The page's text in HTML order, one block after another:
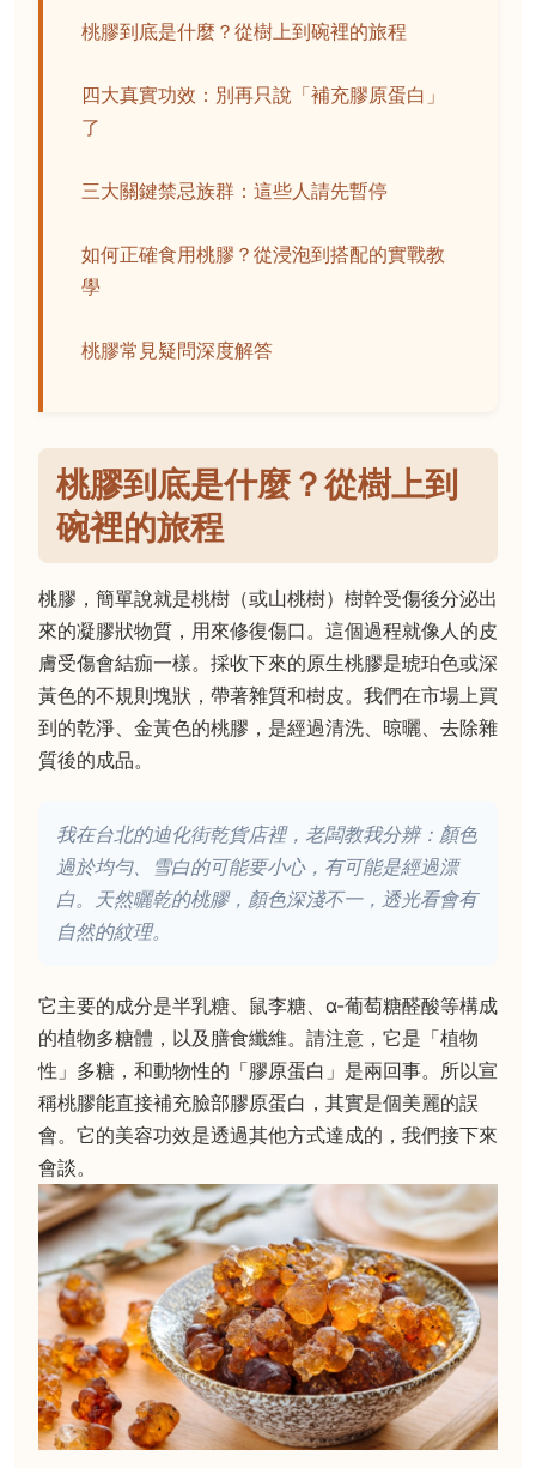
桃膠到底是什麼？從樹上到碗裡的旅程
四大真實功效：別再只說「補充膠原蛋白」
了
三大關鍵禁忌族群：這些人請先暫停
如何正確食用桃膠？從浸泡到搭配的實戰教
學
桃膠常見疑問深度解答
桃膠到底是什麼？從樹上到
碗裡的旅程
桃膠，簡單說就是桃樹（或山桃樹）樹幹受傷後分泌出
來的凝膠狀物質，用來修復傷口。這個過程就像人的皮
膚受傷會結痂一樣。採收下來的原生桃膠是琥珀色或深
黃色的不規則塊狀，帶著雜質和樹皮。我們在市場上買
到的乾淨、金黃色的桃膠，是經過清洗、晾曬、去除雜
質後的成品。
我在台北的迪化街乾貨店裡，老闆教我分辨：顏色
過於均勻、雪白的可能要小心，有可能是經過漂
白。天然曬乾的桃膠，顏色深淺不一，透光看會有
自然的紋理。
它主要的成分是半乳糖、鼠李糖、α-葡萄糖醛酸等構成
的植物多糖體，以及膳食纖維。請注意，它是「植物
性」多糖，和動物性的「膠原蛋白」是兩回事。所以宣
稱桃膠能直接補充臉部膠原蛋白，其實是個美麗的誤
會。它的美容功效是透過其他方式達成的，我們接下來
會談。